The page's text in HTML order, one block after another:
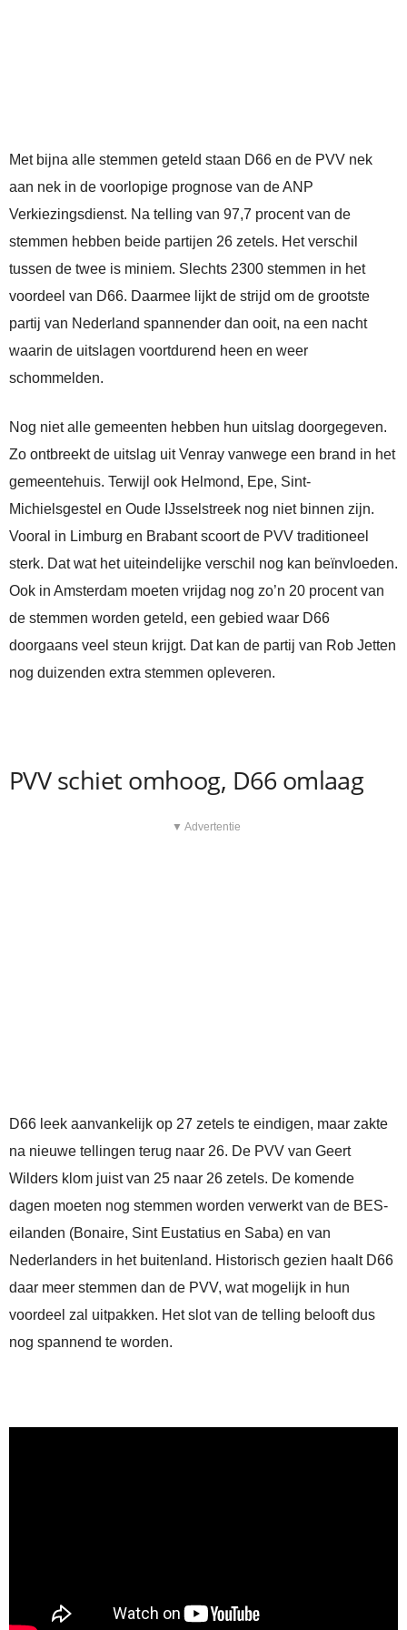
Met bijna alle stemmen geteld staan D66 en de PVV nek
aan nek in de voorlopige prognose van de ANP
Verkiezingsdienst. Na telling van 97,7 procent van de
stemmen hebben beide partijen 26 zetels. Het verschil
tussen de twee is miniem. Slechts 2300 stemmen in het
voordeel van D66. Daarmee lijkt de strijd om de grootste
partij van Nederland spannender dan ooit, na een nacht
waarin de uitslagen voortdurend heen en weer
schommelden.
Nog niet alle gemeenten hebben hun uitslag doorgegeven.
Zo ontbreekt de uitslag uit Venray vanwege een brand in het
gemeentehuis. Terwijl ook Helmond, Epe, Sint-
Michielsgestel en Oude IJsselstreek nog niet binnen zijn.
Vooral in Limburg en Brabant scoort de PVV traditioneel
sterk. Dat wat het uiteindelijke verschil nog kan beïnvloeden.
Ook in Amsterdam moeten vrijdag nog zo’n 20 procent van
de stemmen worden geteld, een gebied waar D66
doorgaans veel steun krijgt. Dat kan de partij van Rob Jetten
nog duizenden extra stemmen opleveren.
PVV schiet omhoog, D66 omlaag
▼ Advertentie
D66 leek aanvankelijk op 27 zetels te eindigen, maar zakte
na nieuwe tellingen terug naar 26. De PVV van Geert
Wilders klom juist van 25 naar 26 zetels. De komende
dagen moeten nog stemmen worden verwerkt van de BES-
eilanden (Bonaire, Sint Eustatius en Saba) en van
Nederlanders in het buitenland. Historisch gezien haalt D66
daar meer stemmen dan de PVV, wat mogelijk in hun
voordeel zal uitpakken. Het slot van de telling belooft dus
nog spannend te worden.